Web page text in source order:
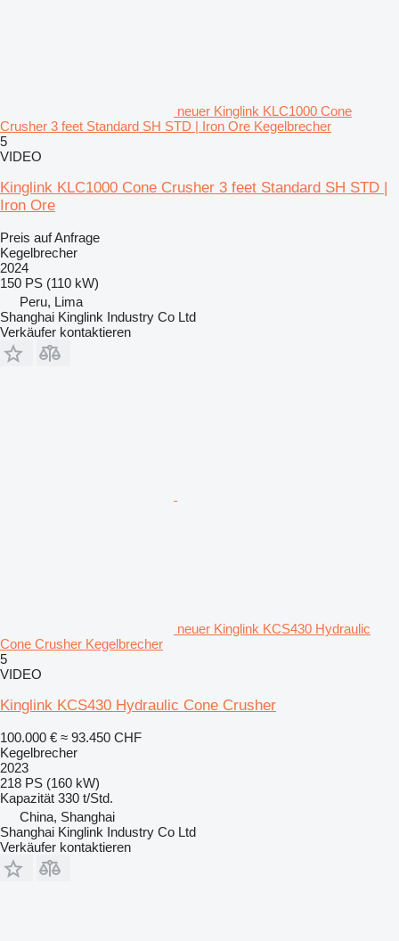
neuer Kinglink KLC1000 Cone
Crusher 3 feet Standard SH STD | Iron Ore Kegelbrecher
5
VIDEO
Kinglink KLC1000 Cone Crusher 3 feet Standard SH STD |
Iron Ore
Preis auf Anfrage
Kegelbrecher
2024
150 PS (110 kW)
Peru, Lima
Shanghai Kinglink Industry Co Ltd
Verkäufer kontaktieren
neuer Kinglink KCS430 Hydraulic
Cone Crusher Kegelbrecher
5
VIDEO
Kinglink KCS430 Hydraulic Cone Crusher
100.000 € ≈ 93.450 CHF
Kegelbrecher
2023
218 PS (160 kW)
Kapazität 330 t/Std.
China, Shanghai
Shanghai Kinglink Industry Co Ltd
Verkäufer kontaktieren